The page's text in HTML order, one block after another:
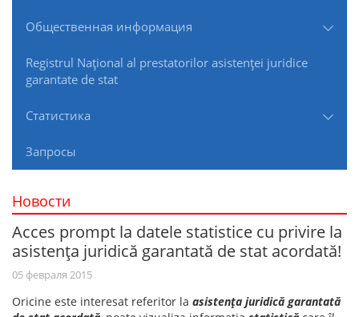
Общественная информация
Registrul Naţional al prestatorilor asistenţei juridice
garantate de stat
Статистика
Запросы
Новости
Acces prompt la datele statistice cu privire la
asistenţa juridică garantată de stat acordată!
05 февраля 2015
Oricine este interesat referitor la asistenţa juridică garantată